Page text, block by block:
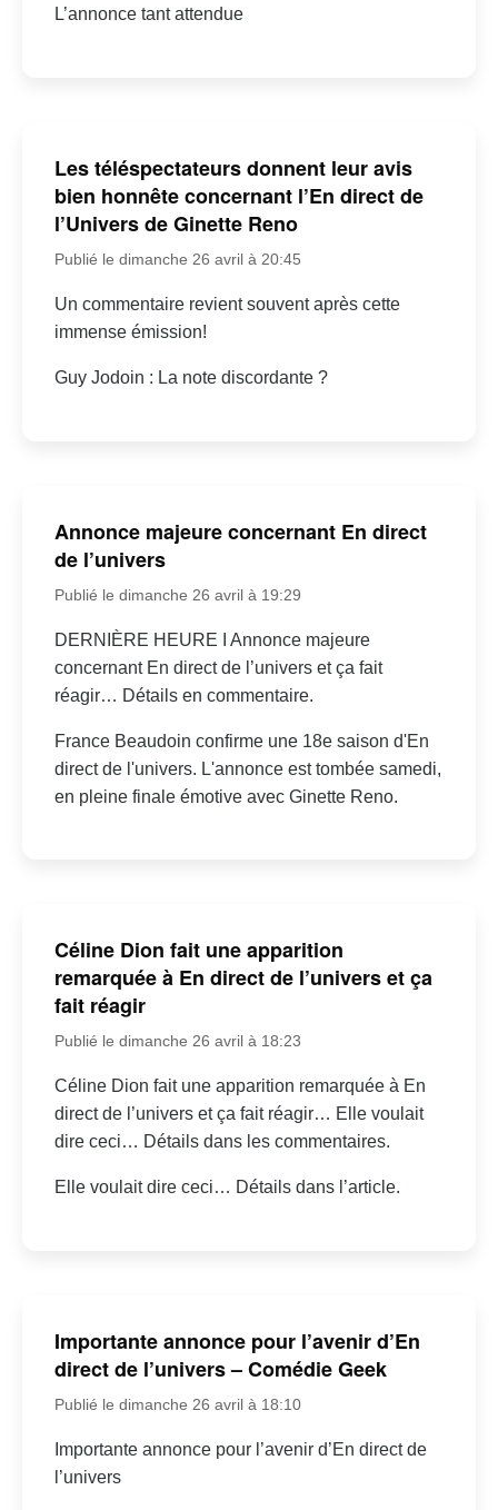
L’annonce tant attendue
Les téléspectateurs donnent leur avis
bien honnête concernant l’En direct de
l’Univers de Ginette Reno
Publié le dimanche 26 avril à 20:45
Un commentaire revient souvent après cette
immense émission!
Guy Jodoin : La note discordante ?
Annonce majeure concernant En direct
de l’univers
Publié le dimanche 26 avril à 19:29
DERNIÈRE HEURE I Annonce majeure
concernant En direct de l’univers et ça fait
réagir… Détails en commentaire.
France Beaudoin confirme une 18e saison d'En
direct de l'univers. L'annonce est tombée samedi,
en pleine finale émotive avec Ginette Reno.
Céline Dion fait une apparition
remarquée à En direct de l’univers et ça
fait réagir
Publié le dimanche 26 avril à 18:23
Céline Dion fait une apparition remarquée à En
direct de l’univers et ça fait réagir… Elle voulait
dire ceci… Détails dans les commentaires.
Elle voulait dire ceci… Détails dans l’article.
Importante annonce pour l’avenir d’En
direct de l’univers – Comédie Geek
Publié le dimanche 26 avril à 18:10
Importante annonce pour l’avenir d’En direct de
l’univers